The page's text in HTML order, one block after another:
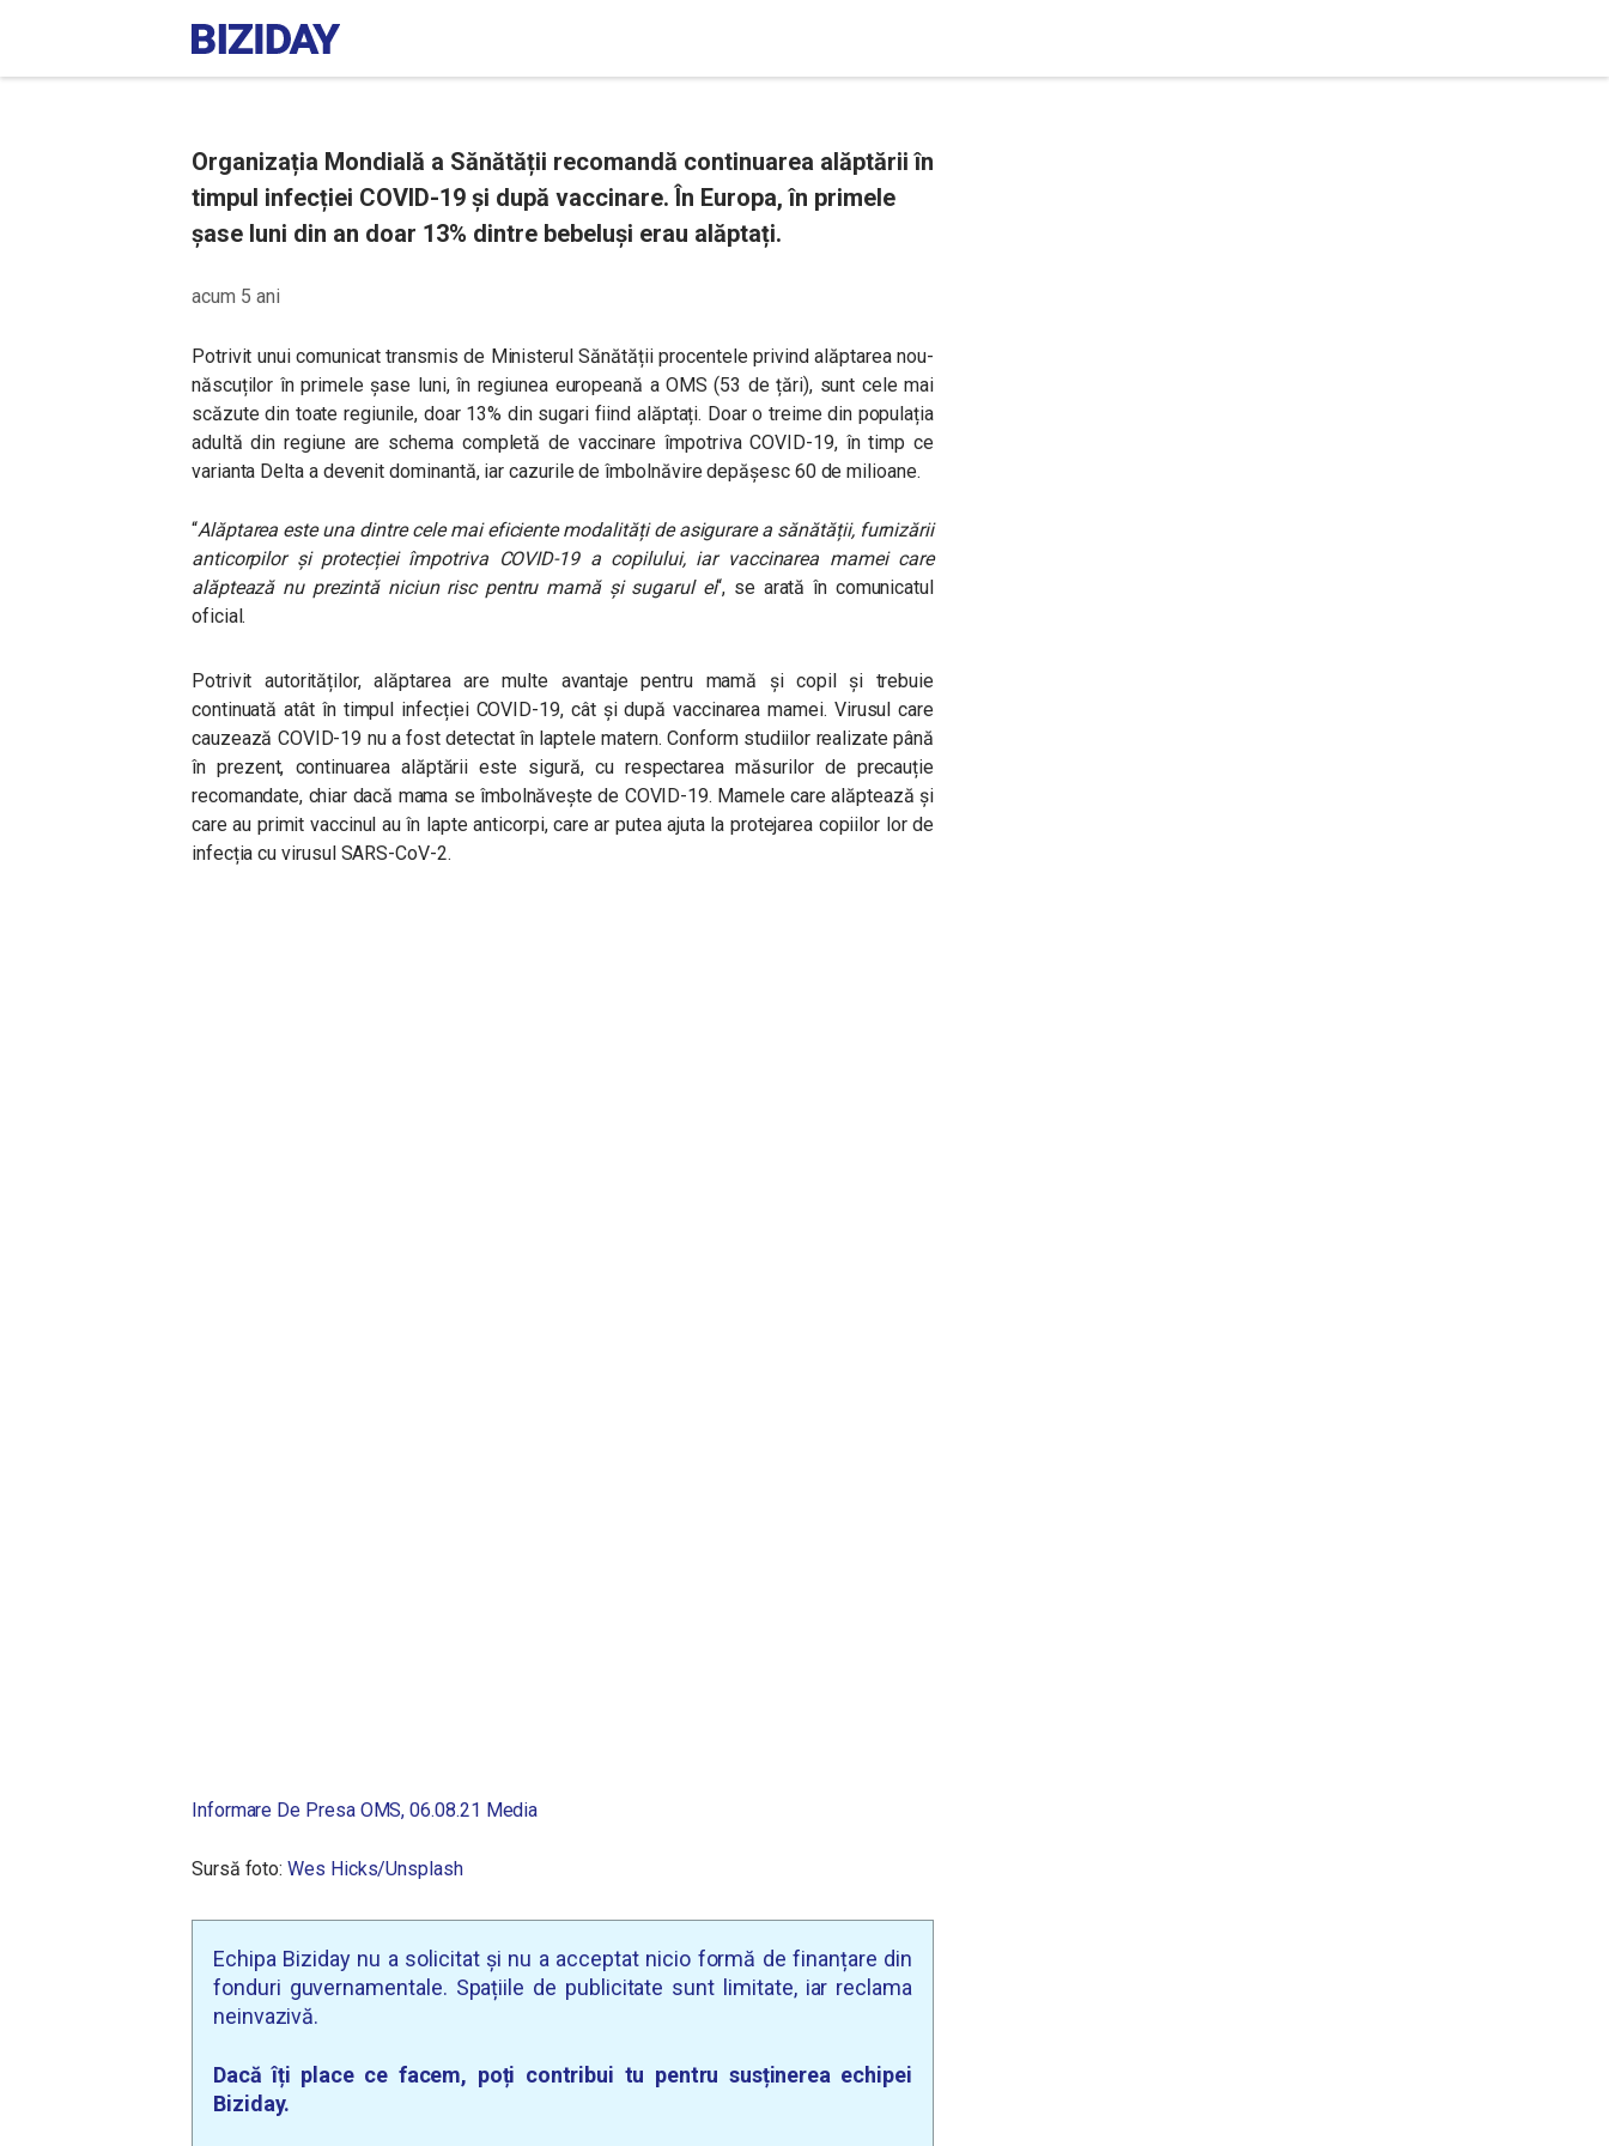
Organizația Mondială a Sănătății recomandă continuarea alăptării în
timpul infecției COVID-19 și după vaccinare. În Europa, în primele
șase luni din an doar 13% dintre bebeluși erau alăptați.
acum 5 ani
Potrivit unui comunicat transmis de Ministerul Sănătății procentele privind alăptarea nou-
născuților în primele șase luni, în regiunea europeană a OMS (53 de țări), sunt cele mai
scăzute din toate regiunile, doar 13% din sugari fiind alăptați. Doar o treime din populația
adultă din regiune are schema completă de vaccinare împotriva COVID-19, în timp ce
varianta Delta a devenit dominantă, iar cazurile de îmbolnăvire depășesc 60 de milioane.
“Alăptarea este una dintre cele mai eficiente modalități de asigurare a sănătății, furnizării
anticorpilor și protecției împotriva COVID-19 a copilului, iar vaccinarea mamei care
alăptează nu prezintă niciun risc pentru mamă și sugarul ei“, se arată în comunicatul
oficial.
Potrivit autorităților, alăptarea are multe avantaje pentru mamă și copil și trebuie
continuată atât în timpul infecției COVID-19, cât și după vaccinarea mamei. Virusul care
cauzează COVID-19 nu a fost detectat în laptele matern. Conform studiilor realizate până
în prezent, continuarea alăptării este sigură, cu respectarea măsurilor de precauție
recomandate, chiar dacă mama se îmbolnăvește de COVID-19. Mamele care alăptează și
care au primit vaccinul au în lapte anticorpi, care ar putea ajuta la protejarea copiilor lor de
infecția cu virusul SARS-CoV-2.
Informare De Presa OMS, 06.08.21 Media
Sursă foto:Wes Hicks/Unsplash
Echipa Biziday nu a solicitat și nu a acceptat nicio formă de finanțare din
fonduri guvernamentale. Spațiile de publicitate sunt limitate, iar reclama
neinvazivă.
Dacă îți place ce facem, poți contribui tu pentru susținerea echipei
Biziday.